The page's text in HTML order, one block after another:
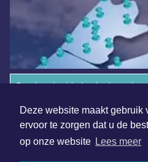
Deze website maakt gebruik
ervoor te zorgen dat u de
op onze website Lees meer
Overige dagbladen in de regio
Algemene voorwaarden
Disclaimer